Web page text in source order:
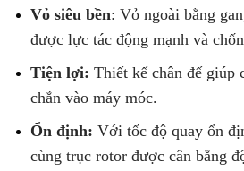
Vỏ siêu bền: Vỏ ngoài bằng
được lực tác động mạnh và
Tiện lợi:Thiết kế chân đế giúp
chắn vào máy móc.
Ổn định: Với tốc độ quay ổn
cùng trục rotor được cân bằng